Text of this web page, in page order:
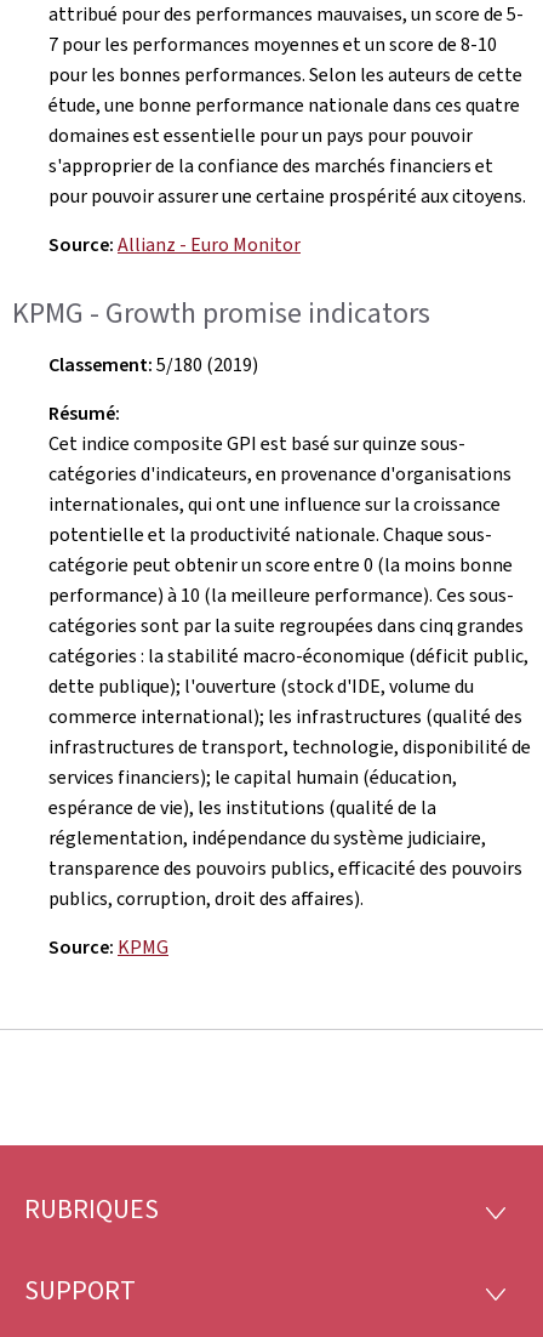
attribué pour des performances mauvaises, un score de 5-
7 pour les performances moyennes et un score de 8-10
pour les bonnes performances. Selon les auteurs de cette
étude, une bonne performance nationale dans ces quatre
domaines est essentielle pour un pays pour pouvoir
s'approprier de la confiance des marchés financiers et
pour pouvoir assurer une certaine prospérité aux citoyens.
Source:Allianz - Euro Monitor
KPMG - Growth promise indicators
Classement:5/180 (2019)
Résumé:
Cet indice composite GPI est basé sur quinze sous-
catégories d'indicateurs, en provenance d'organisations
internationales, qui ont une influence sur la croissance
potentielle et la productivité nationale. Chaque sous-
catégorie peut obtenir un score entre 0 (la moins bonne
performance) à 10 (la meilleure performance). Ces sous-
catégories sont par la suite regroupées dans cinq grandes
catégories : la stabilité macro-économique (déficit public,
dette publique); l'ouverture (stock d'IDE, volume du
commerce international); les infrastructures (qualité des
infrastructures de transport, technologie, disponibilité de
services financiers); le capital humain (éducation,
espérance de vie), les institutions (qualité de la
réglementation, indépendance du système judiciaire,
transparence des pouvoirs publics, efficacité des pouvoirs
publics, corruption, droit des affaires).
Source: KPMG
Pied
page
RUBRIQUES
SUPPORT